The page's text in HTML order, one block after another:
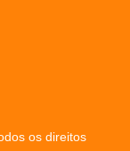
os direitos